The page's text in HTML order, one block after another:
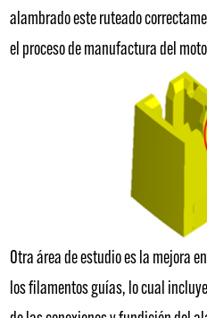
alambrado este ruteado
el proceso de manufactura del
Otra área de estudio es la mejora
los filamentos guías, lo cual